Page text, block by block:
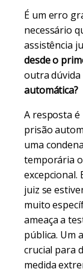
É um erro
necessário
assistência
desde o
outra dúvida
automática?
A resposta
prisão
uma
temporária
excepcional.
juiz se
muito
ameaça a
pública. Um
crucial para
medida